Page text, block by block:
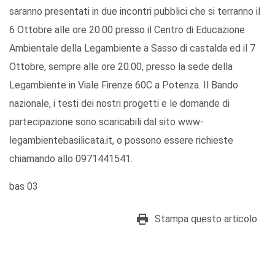
saranno presentati in due incontri pubblici che si terranno il
6 Ottobre alle ore 20.00 presso il Centro di Educazione
Ambientale della Legambiente a Sasso di castalda ed il 7
Ottobre, sempre alle ore 20.00, presso la sede della
Legambiente in Viale Firenze 60C a Potenza. Il Bando
nazionale, i testi dei nostri progetti e le domande di
partecipazione sono scaricabili dal sito www-
legambientebasilicata.it, o possono essere richieste
chiamando allo 0971441541.
bas 03
Stampa questo articolo